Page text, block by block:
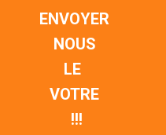
ENVOYER
NOUS
LE
VOTRE
!!!